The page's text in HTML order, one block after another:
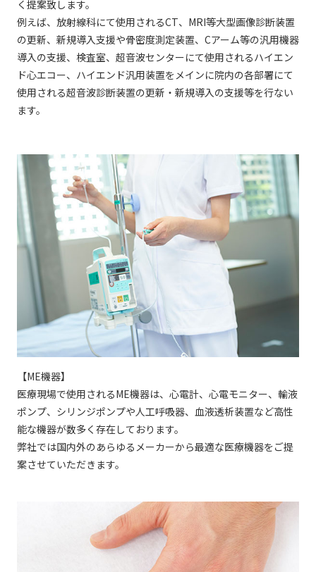
く提案致します。
例えば、放射線科にて使用されるCT、MRI等大型画像診断装置
の更新、新規導入支援や骨密度測定装置、Cアーム等の汎用機器
導入の支援、検査室、超音波センターにて使用されるハイエン
ド心エコー、ハイエンド汎用装置をメインに院内の各部署にて
使用される超音波診断装置の更新・新規導入の支援等を行ない
ます。
【ME機器】
医療現場で使用されるME機器は、心電計、心電モニター、輸液
ポンプ、シリンジポンプや人工呼吸器、血液透析装置など高性
能な機器が数多く存在しております。
弊社では国内外のあらゆるメーカーから最適な医療機器をご提
案させていただきます。